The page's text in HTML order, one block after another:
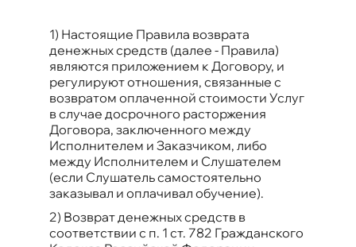
1) Настоящие Правила возврата
денежных средств (далее - Правила)
являются приложением к Договору, и
регулируют отношения, связанные с
возвратом оплаченной стоимости Услуг
в случае досрочного расторжения
Договора, заключенного между
Исполнителем и Заказчиком, либо
между Исполнителем и Слушателем
(если Слушатель самостоятельно
заказывал и оплачивал обучение).
2) Возврат денежных средств в
соответствии с п. 1 ст. 782 Гражданского